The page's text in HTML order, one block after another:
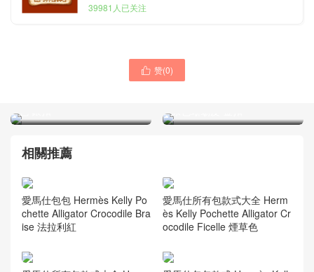
39981人已关注
 赞(0)
色 銀扣
Hermès Constance 18cm
原色蜥蜴皮 金扣
相關推薦
愛馬仕包包 Hermès Kelly Po
chette Alligator Crocodile Bra
ise 法拉利紅
愛馬仕所有包款式大全 Herm
ès Kelly Pochette Alligator Cr
ocodile Ficelle 煙草色